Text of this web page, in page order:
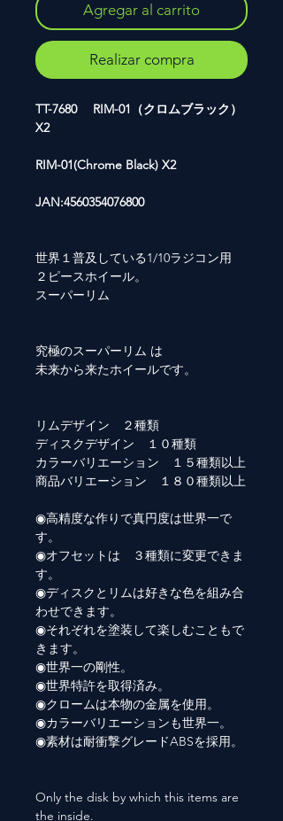
Agregar al carrito
Realizar compra
TT-7680 RIM-01（クロムブラック）
X2
RIM-01(Chrome Black) X2
JAN:4560354076800
世界１普及している1/10ラジコン用
２ピースホイール。
スーパーリム
究極のスーパーリム は
未来から来たホイールです。
リムデザイン ２種類
ディスクデザイン １０種類
カラーバリエーション １５種類以上
商品バリエーション １８０種類以上
◉高精度な作りで真円度は世界一で
す。
◉オフセットは ３種類に変更できま
す。
◉ディスクとリムは好きな色を組み合
わせできます。
◉それぞれを塗装して楽しむこともで
きます。
◉世界一の剛性。
◉世界特許を取得済み。
◉クロームは本物の金属を使用。
◉カラーバリエーションも世界一。
◉素材は耐衝撃グレードABSを採用。
Only the disk by which this items are
the inside.